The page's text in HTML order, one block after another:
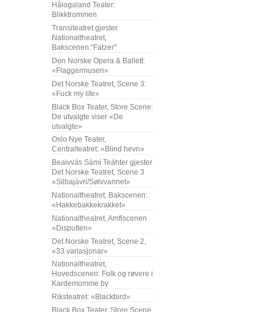
Hålogaland Teater:
Blikktrommen
Transiteatret gjester
Nationaltheatret,
Bakscenen:"Fatzer"
Den Norske Opera & Ballett:
«Flaggermusen»
Det Norske Teatret, Scene 3:
«Fuck my life»
Black Box Teater, Store Scene:
De utvalgte viser «De
utvalgte»
Oslo Nye Teater,
Centralteatret: «Blind hevn»
Beaivvás Sámi Teáhter gjester
Det Norske Teatret, Scene 3
«Silbajávri/Sølvvannet»
Nationaltheatret, Bakscenen:
«Hakkebakkekrakket»
Nationaltheatret, Amfiscenen
«Disputten»
Det Norske Teatret, Scene 2,
«33 variasjonar»
Nationaltheatret,
Hovedscenen: Folk og røvere i
Kardemomme by
Riksteatret: «Blackbird»
Black Box Teater, Store Scene